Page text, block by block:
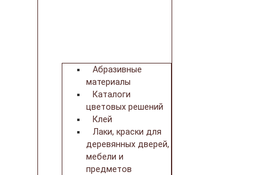
Абразивные
материалы
Каталоги
цветовых решений
Клей
Лаки, краски для
деревянных дверей,
мебели и
предметов